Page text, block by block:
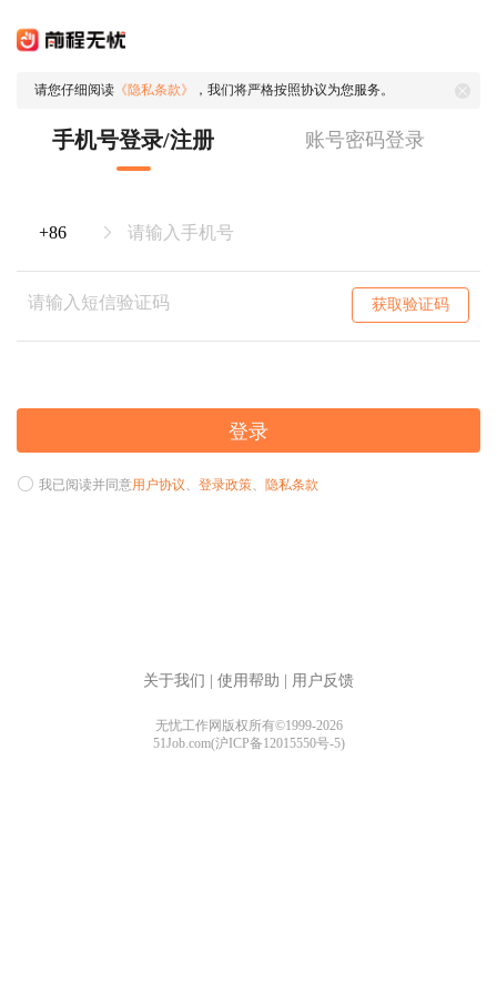
请您仔细阅读 《隐私条款》 ，我们将严格按照协议为您服务。
手机号登录/注册 账号密码登录
获取验证码
登录
我已阅读并同意用户协议、 登录政策、 隐私条款
关于我们 使用帮助 用户反馈
无忧工作网版权所有©1999-2026
51Job.com(沪ICP备12015550号-5)